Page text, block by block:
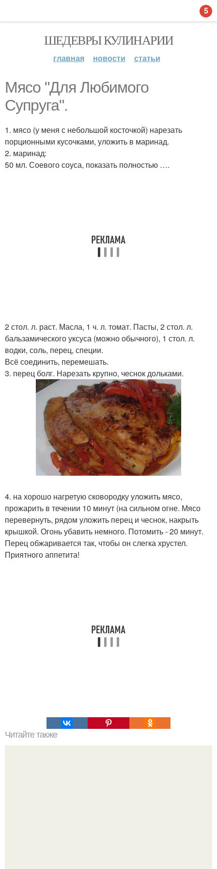
ШЕДЕВРЫ КУЛИНАРИИ
главная новости статьи
Мясо "Для Любимого
Супруга".
1. мясо (у меня с небольшой косточкой) нарезать
порционными кусочками, уложить в маринад.
2. маринад:
50 мл. Соевого соуса, показать полностью ….
2 стол. л. раст. Масла, 1 ч. л. томат. Пасты, 2 стол. л.
бальзамического уксуса (можно обычного), 1 стол. л.
водки, соль, перец, специи.
Всё соединить, перемешать.
3. перец болг. Нарезать крупно, чеснок дольками.
4. на хорошо нагретую сковородку уложить мясо,
прожарить в течении 10 минут (на сильном огне. Мясо
перевернуть, рядом уложить перец и чеснок, накрыть
крышкой. Огонь убавить немного. Потомить - 20 минут.
Перец обжаривается так, чтобы он слегка хрустел.
Приятного аппетита!
Читайте также
5